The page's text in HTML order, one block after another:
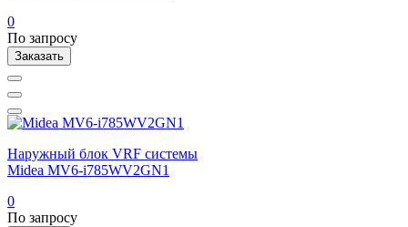
0
По запросу
Заказать
Наружный блок VRF системы
Midea MV6-i785WV2GN1
0
По запросу